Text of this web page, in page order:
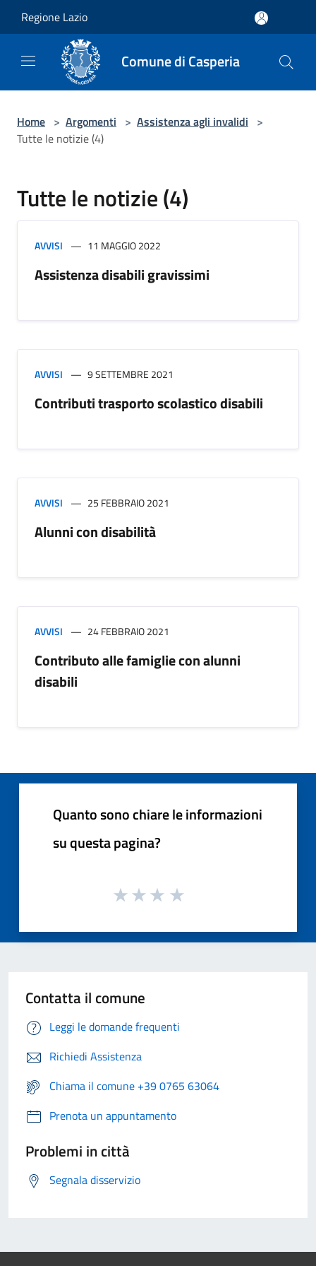
Regione Lazio
Comune di Casperia
Home > Argomenti > Assistenza agli invalidi >
Tutte le notizie (4)
Tutte le notizie (4)
AVVISI 11 MAGGIO 2022
Assistenza disabili gravissimi
AVVISI 9 SETTEMBRE 2021
Contributi trasporto scolastico disabili
AVVISI 25 FEBBRAIO 2021
Alunni con disabilità
AVVISI 24 FEBBRAIO 2021
Contributo alle famiglie con alunni
disabili
Quanto sono chiare le informazioni
su questa pagina?
Contatta il comune
Leggi le domande frequenti
Richiedi Assistenza
Chiama il comune +39 0765 63064
Prenota un appuntamento
Problemi in città
Segnala disservizio